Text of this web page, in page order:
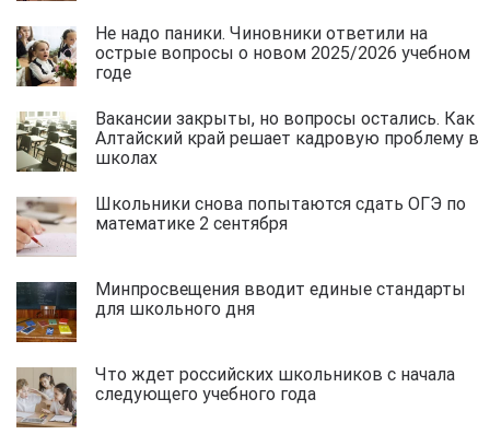
Не надо паники. Чиновники ответили на
острые вопросы о новом 2025/2026 учебном
годе
Вакансии закрыты, но вопросы остались. Как
Алтайский край решает кадровую проблему в
школах
Школьники снова попытаются сдать ОГЭ по
математике 2 сентября
Минпросвещения вводит единые стандарты
для школьного дня
Что ждет российских школьников с начала
следующего учебного года